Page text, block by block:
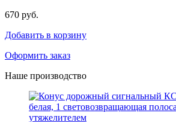
670 руб.
Добавить в корзину
Оформить заказ
Наше производство